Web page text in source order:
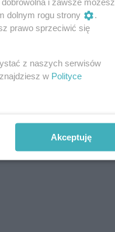
dolnym rogu strony
.
prawo sprzeciwić się
z naszych serwisów
w Polityce
Akceptuję